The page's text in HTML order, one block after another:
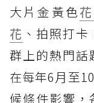
大片金黃色
花 、拍照打
群上的熱門話
在每年6月至
候條件影響，